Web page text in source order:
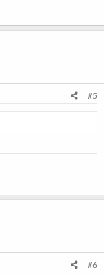
#5
#6